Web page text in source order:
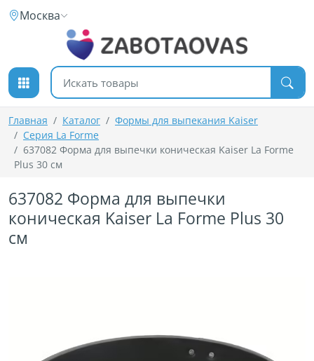
К содержимому
Москва
Поиск товаров
Главная Каталог
Формы для выпекания Kaiser
Серия La Forme
637082 Форма для выпечки коническая Kaiser La Forme
Plus 30 см
637082 Форма для выпечки
коническая Kaiser La Forme Plus 30
см